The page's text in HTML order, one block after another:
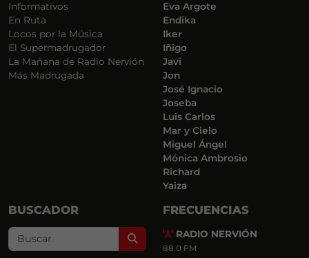
Informativos
En Ruta
Locos por la Música
El Supermadrugador
La Mañana de Radio Nervión
Más Madrugada
Eva Argote
Endika
Iker
Iñigo
Javi
Jon
José Ignacio
Joseba
Luis Carlos
Mar y Cielo
Miguel Ángel
Mónica Ambrosio
Richard
Yaiza
BUSCADOR
Search
FRECUENCIAS
RADIO NERVIÓN
88.0 FM